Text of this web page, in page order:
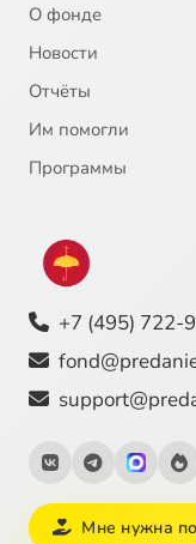
О фонде
Новости
Отчёты
Им помогли
Программы
+7 (495) 722-
Мне нужна